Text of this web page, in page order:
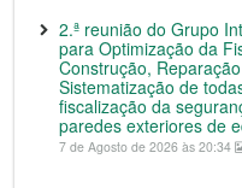
2.ª reunião do Grupo
para Optimização da
Construção,
Sistematização de
fiscalização da
paredes exteriores de
7 de Agosto de 2026 às 20:34